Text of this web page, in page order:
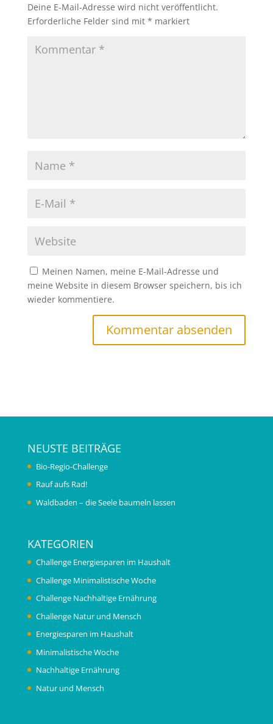
Deine E-Mail-Adresse wird nicht veröffentlicht.
Erforderliche Felder sind mit * markiert
Meinen Namen, meine E-Mail-Adresse und
meine Website in diesem Browser speichern, bis ich
wieder kommentiere.
NEUSTE BEITRÄGE
Bio-Regio-Challenge
Rauf aufs Rad!
Waldbaden – die Seele baumeln lassen
KATEGORIEN
Challenge Energiesparen im Haushalt
Challenge Minimalistische Woche
Challenge Nachhaltige Ernährung
Challenge Natur und Mensch
Energiesparen im Haushalt
Minimalistische Woche
Nachhaltige Ernährung
Natur und Mensch